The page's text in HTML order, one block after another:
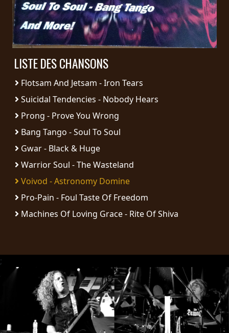
NOUS
SOMMES
CONNECTÉS
CONDITIONS
D'UTILISATION
DE
CONFIDENTIALITÉ
RETOURS
CREDITS
CHOISIR
SYMPHONIQUE
MORGOTH
TALES
LISTE DES CHANSONS
Flotsam And Jetsam - Iron Tears
Suicidal Tendencies - Nobody Hears
Prong - Prove You Wrong
Bang Tango - Soul To Soul
Gwar - Black & Huge
Warrior Soul - The Wasteland
Voivod - Astronomy Domine
Pro-Pain - Foul Taste Of Freedom
Machines Of Loving Grace - Rite Of Shiva
;